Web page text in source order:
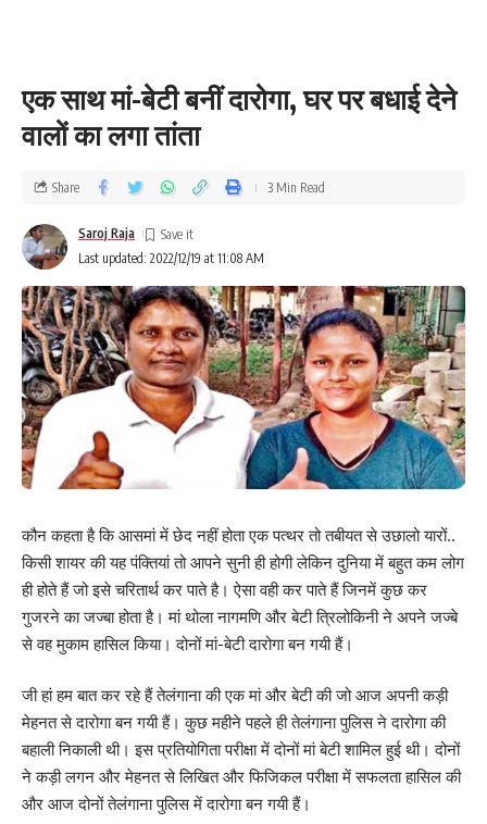
एक साथ मां-बेटी बनीं दारोगा, घर पर बधाई देने
वालों का लगा तांता
Last updated: 2022/12/19 at 11:08 AM
Saroj Raja
Share 3 Min Read
कौन कहता है कि आसमां में छेद नहीं होता एक पत्थर तो तबीयत से उछालो यारों..
किसी शायर की यह पंक्तियां तो आपने सुनी ही होगी लेकिन दुनिया में बहुत कम लोग
ही होते हैं जो इसे चरितार्थ कर पाते है। ऐसा वही कर पाते हैं जिनमें कुछ कर
गुजरने का जज्बा होता है। मां थोला नागमणि और बेटी त्रिलोकिनी ने अपने जज्बे
से वह मुकाम हासिल किया। दोनों मां-बेटी दारोगा बन गयी हैं।
जी हां हम बात कर रहे हैं तेलंगाना की एक मां और बेटी की जो आज अपनी कड़ी
मेहनत से दारोगा बन गयी हैं। कुछ महीने पहले ही तेलंगाना पुलिस ने दारोगा की
बहाली निकाली थी। इस प्रतियोगिता परीक्षा में दोनों मां बेटी शामिल हुई थी। दोनों
ने कड़ी लगन और मेहनत से लिखित और फिजिकल परीक्षा में सफलता हासिल की
और आज दोनों तेलंगाना पुलिस में दारोगा बन गयी हैं।